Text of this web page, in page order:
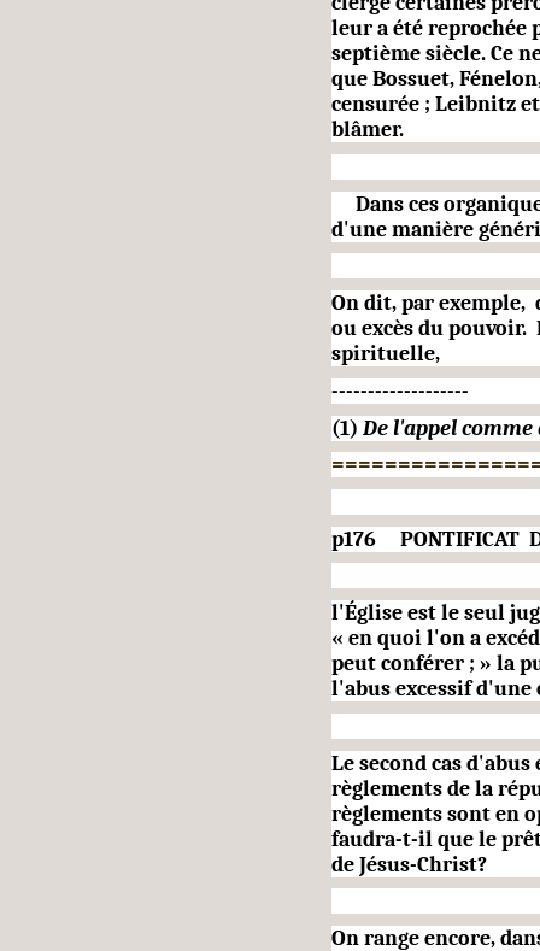
leur a été reprochée
septième siècle. Ce
que Bossuet,
censurée ; Leibnitz
blâmer.
Dans ces
d'une manière
On dit, par exemple,
ou excès du
spirituelle,
-------------------
(1) De l'appel
p176 PONTIFICAT
l'Église est le seul
« en quoi l'on a
peut confé­rer ; » la
l'abus excessif d'une
Le second cas
règlements de la
règlements sont en
faudra-t-il que le
de Jésus-Christ?
On range encore,